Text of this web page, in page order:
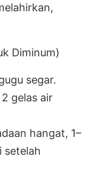
Diminum)
segar.
gelas air
hangat, 1–
setelah